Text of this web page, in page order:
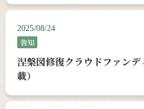
2025/08/24
告知
涅槃図修復クラウドファン
載）